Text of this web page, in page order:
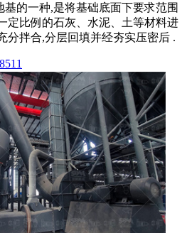
基的一种,是将基础底面下要求范围
定比例的石灰、水泥、土等材料进
分拌合,分层回填并经夯实压密后 .